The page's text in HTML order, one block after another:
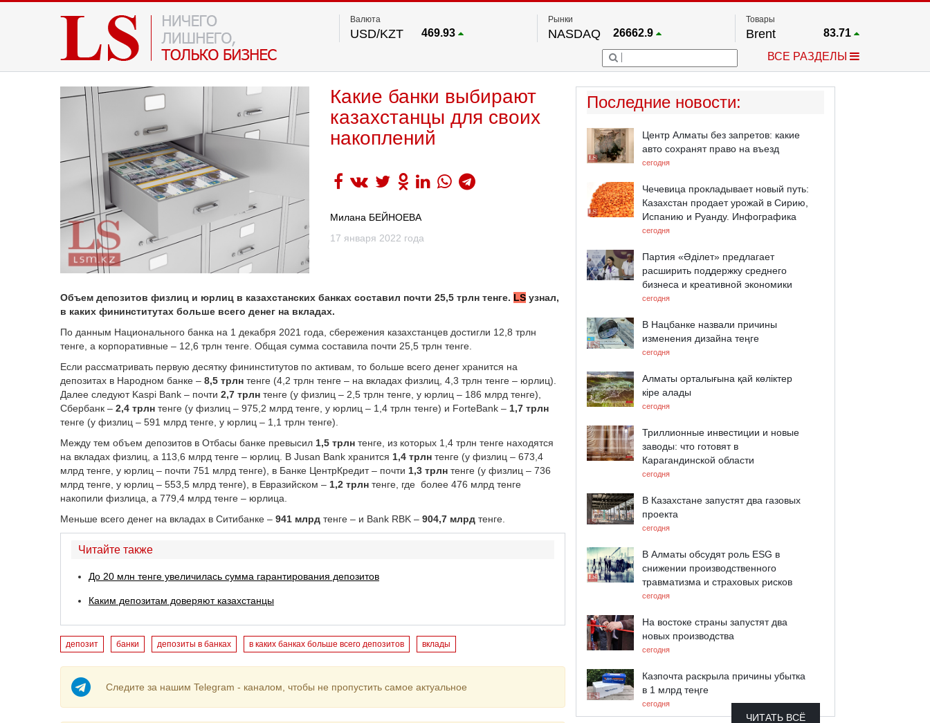
Валюта
USD/KZT 469.93
Рынки
NASDAQ 26662.9
FTSE 100 67.17
53942.5
S&P 500
24561.9
Товары
Brent 83.71
Платина
2.665
ВСЕ РАЗДЕЛЫ
Какие банки выбирают
казахстанцы для своих
накоплений
Милана БЕЙНОЕВА
17 января 2022 года
Объем депозитов физлиц и юрлиц в казахстанских банках составил почти 25,5 трлн тенге. LS узнал,
в каких фининститутах больше всего денег на вкладах.
По данным Национального банка на 1 декабря 2021 года, сбережения казахстанцев достигли 12,8 трлн
тенге, а корпоративные – 12,6 трлн тенге. Общая сумма составила почти 25,5 трлн тенге.
Если рассматривать первую десятку фининститутов по активам, то больше всего денег хранится на
депозитах в Народном банке – 8,5 трлн тенге (4,2 трлн тенге – на вкладах физлиц, 4,3 трлн тенге – юрлиц).
Далее следуют Kaspi Bank – почти 2,7 трлн тенге (у физлиц – 2,5 трлн тенге, у юрлиц – 186 млрд тенге),
Сбербанк – 2,4 трлн тенге (у физлиц – 975,2 млрд тенге, у юрлиц – 1,4 трлн тенге) и ForteBank – 1,7 трлн
тенге (у физлиц – 591 млрд тенге, у юрлиц – 1,1 трлн тенге).
Между тем объем депозитов в Отбасы банке превысил 1,5 трлн тенге, из которых 1,4 трлн тенге находятся
на вкладах физлиц, а 113,6 млрд тенге – юрлиц. В Jusan Bank хранится 1,4 трлн тенге (у физлиц – 673,4
млрд тенге, у юрлиц – почти 751 млрд тенге), в Банке ЦентрКредит – почти 1,3 трлн тенге (у физлиц – 736
млрд тенге, у юрлиц – 553,5 млрд тенге), в Евразийском – 1,2 трлн тенге, где более 476 млрд тенге
накопили физлица, а 779,4 млрд тенге – юрлица.
Меньше всего денег на вкладах в Ситибанке – 941 млрд тенге – и Bank RBK – 904,7 млрд тенге.
Читайте также
До 20 млн тенге увеличилась сумма гарантирования депозитов
Каким депозитам доверяют казахстанцы
депозит банки депозиты в банках в каких банках больше всего депозитов вклады
Следите за нашим Telegram - каналом, чтобы не пропустить самое актуальное
Последние новости:
Центр Алматы без запретов: какие
авто сохранят право на въезд
сегодня
Чечевица прокладывает новый путь:
Казахстан продает урожай в Сирию,
Испанию и Руанду. Инфографика
сегодня
Партия «Әділет» предлагает
расширить поддержку среднего
бизнеса и креативной экономики
сегодня
В Нацбанке назвали причины
изменения дизайна теңге
сегодня
Алматы орталығына қай көліктер
кіре алады
сегодня
Триллионные инвестиции и новые
заводы: что готовят в
Карагандинской области
сегодня
В Казахстане запустят два газовых
проекта
сегодня
В Алматы обсудят роль ESG в
снижении производственного
травматизма и страховых рисков
сегодня
На востоке страны запустят два
новых производства
сегодня
Казпочта раскрыла причины убытка
в 1 млрд теңге
сегодня
ЧИТАТЬ ВСЁ